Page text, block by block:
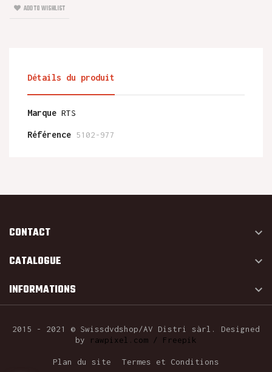
ADD TO WISHLIST
Détails du produit
Marque RTS
Référence 5102-977
CONTACT 
CATALOGUE 
INFORMATIONS 
2015 - 2021 © Swissdvdshop/AV Distri sàrl. Designed
by
rawpixel.com / Freepik
Plan du site Termes et Conditions